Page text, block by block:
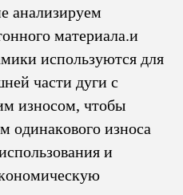
анализируем
материала.и
используются для
части дуги с
износом, чтобы
одинакового износа
и